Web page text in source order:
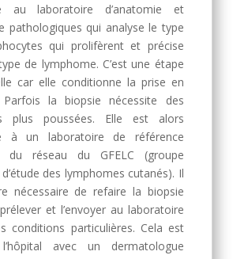
au laboratoire d’anatomie et
pathologiques qui analyse le type
qui prolifèrent et précise
de lymphome. C’est une étape
car elle conditionne la prise en
Parfois la biopsie nécessite des
plus poussées. Elle est alors
à un laboratoire de référence
du réseau du GFELC (groupe
des lymphomes cutanés). Il
nécessaire de refaire la biopsie
et l’envoyer au laboratoire
conditions particulières. Cela est
avec un dermatologue